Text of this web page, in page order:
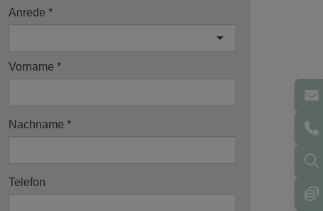
Anrede
Vorname
Nachname
Telefon